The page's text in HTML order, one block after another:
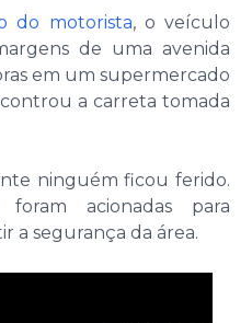
do motorista, o veículo
de uma avenida
em um supermercado
a carreta tomada
ninguém ficou ferido.
acionadas para
a segurança da área.